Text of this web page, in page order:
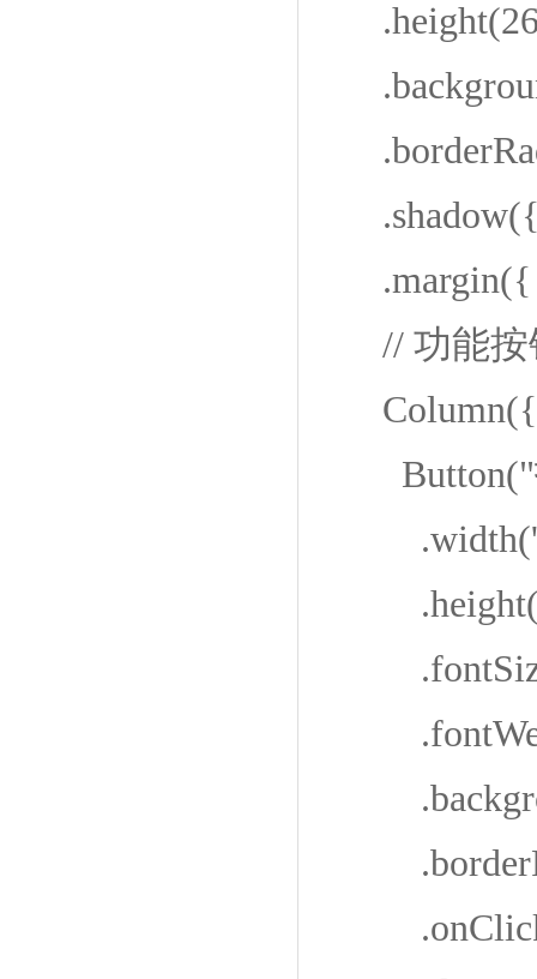
.shadow({
.margin({
// 功能按
Column({
Button("